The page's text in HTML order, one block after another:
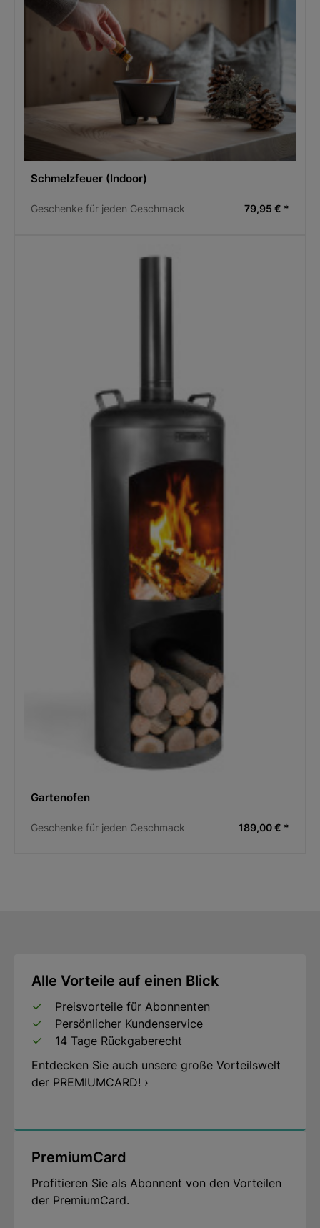
Steinbeck
Original Produktbezeichnung:
Getränketasche ALPENSECHSER, Farbe chocolate
Schmelzfeuer (Indoor)
Geschenke für jeden Geschmack 79,95 € *
Gartenofen
Geschenke für jeden Geschmack 189,00 € *
Alle Vorteile auf einen Blick
Preisvorteile für Abonnenten
Persönlicher Kundenservice
14 Tage Rückgaberecht
Entdecken Sie auch unsere große Vorteilswelt
der PREMIUMCARD! ›
PremiumCard
Profitieren Sie als Abonnent von den Vorteilen
der PremiumCard.